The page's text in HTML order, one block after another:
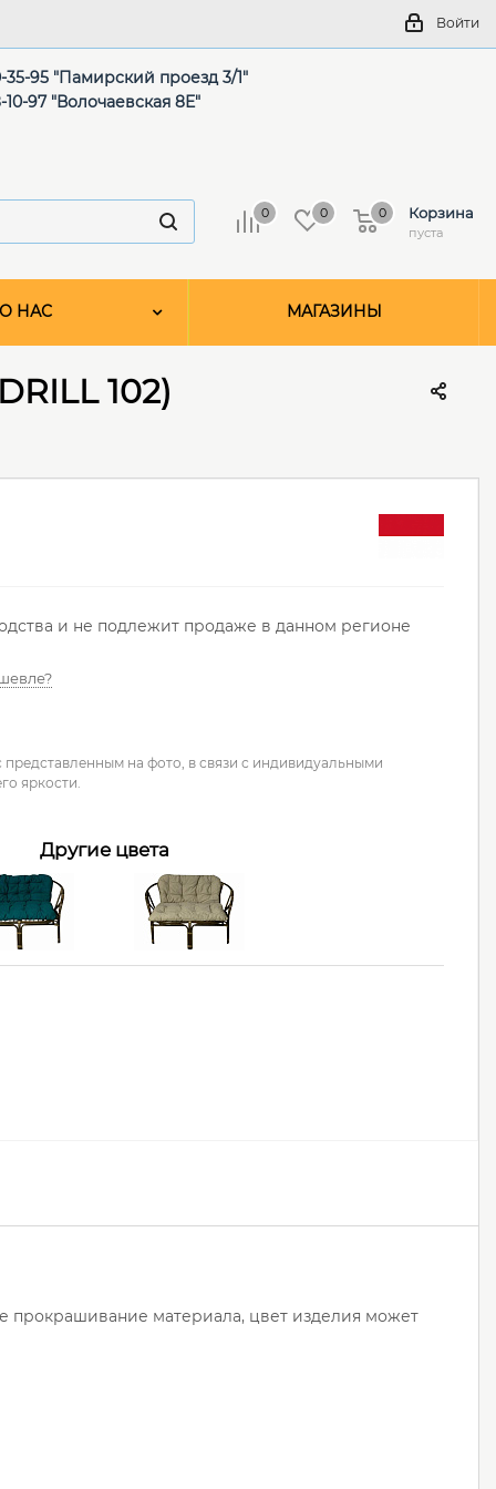
Войти
35-95 "Памирский проезд 3/1"
10-97 "Волочаевская 8Е"
0 0 Корзина
пуста
0
НАС МАГАЗИНЫ
102)
и не подлежит продаже в данном регионе
представленным на фото, в связи с индивидуальными
яркости.
Другие цвета
прокрашивание материала, цвет изделия может